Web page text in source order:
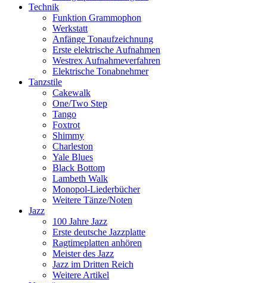
Technik
Funktion Grammophon
Werkstatt
Anfänge Tonaufzeichnung
Erste elektrische Aufnahmen
Westrex Aufnahmeverfahren
Elektrische Tonabnehmer
Tanzstile
Cakewalk
One/Two Step
Tango
Foxtrot
Shimmy
Charleston
Yale Blues
Black Bottom
Lambeth Walk
Monopol-Liederbücher
Weitere Tänze/Noten
Jazz
100 Jahre Jazz
Erste deutsche Jazzplatte
Ragtimeplatten anhören
Meister des Jazz
Jazz im Dritten Reich
Weitere Artikel